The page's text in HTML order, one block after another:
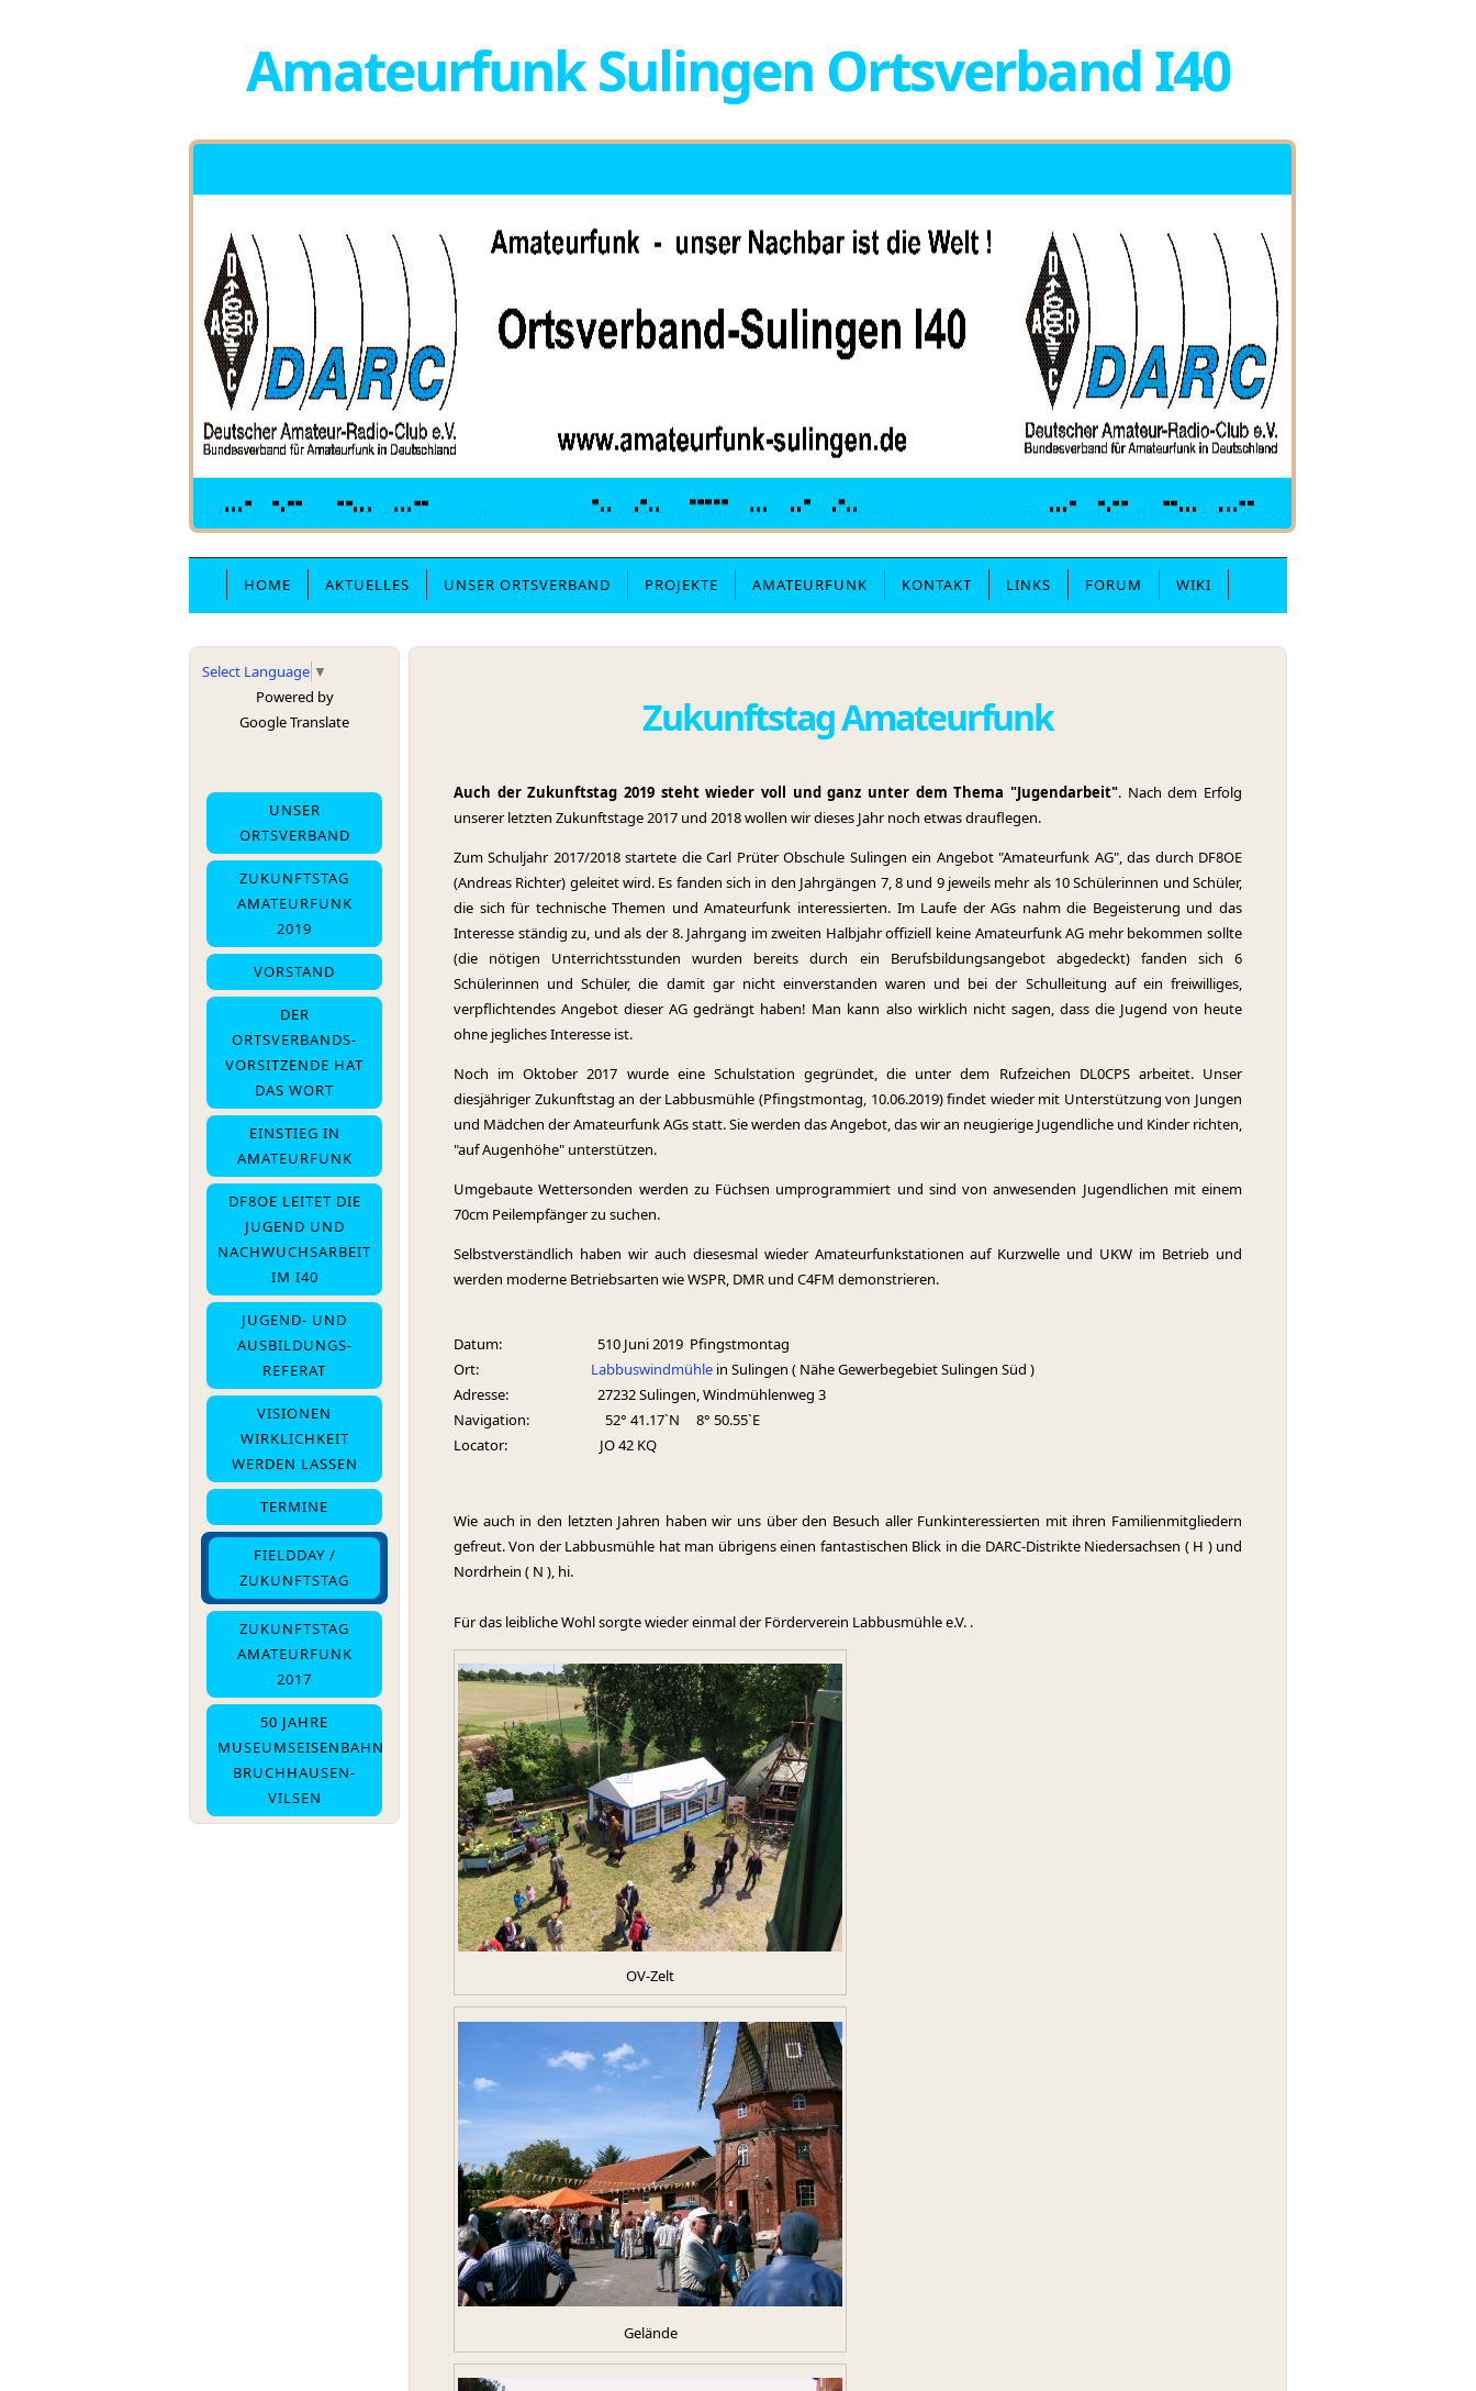
Amateurfunk Sulingen Ortsverband I40
HOME AKTUELLES UNSER ORTSVERBAND PROJEKTE AMATEURFUNK KONTAKT LINKS FORUM WIKI
Zukunftstag Amateurfunk
Auch der Zukunftstag 2019 steht wieder voll und ganz unter dem Thema "Jugendarbeit". Nach dem Erfolg
unserer letzten Zukunftstage 2017 und 2018 wollen wir dieses Jahr noch etwas drauflegen.
Zum Schuljahr 2017/2018 startete die Carl Prüter Obschule Sulingen ein Angebot "Amateurfunk AG", das durch DF8OE
(Andreas Richter) geleitet wird. Es fanden sich in den Jahrgängen 7, 8 und 9 jeweils mehr als 10 Schülerinnen und Schüler,
die sich für technische Themen und Amateurfunk interessierten. Im Laufe der AGs nahm die Begeisterung und das
Interesse ständig zu, und als der 8. Jahrgang im zweiten Halbjahr offiziell keine Amateurfunk AG mehr bekommen sollte
(die nötigen Unterrichtsstunden wurden bereits durch ein Berufsbildungsangebot abgedeckt) fanden sich 6
Schülerinnen und Schüler, die damit gar nicht einverstanden waren und bei der Schulleitung auf ein freiwilliges,
verpflichtendes Angebot dieser AG gedrängt haben! Man kann also wirklich nicht sagen, dass die Jugend von heute
ohne jegliches Interesse ist.
Noch im Oktober 2017 wurde eine Schulstation gegründet, die unter dem Rufzeichen DL0CPS arbeitet. Unser
diesjähriger Zukunftstag an der Labbusmühle (Pfingstmontag, 10.06.2019) findet wieder mit Unterstützung von Jungen
und Mädchen der Amateurfunk AGs statt. Sie werden das Angebot, das wir an neugierige Jugendliche und Kinder richten,
"auf Augenhöhe" unterstützen.
Umgebaute Wettersonden werden zu Füchsen umprogrammiert und sind von anwesenden Jugendlichen mit einem
70cm Peilempfänger zu suchen.
Selbstverständlich haben wir auch diesesmal wieder Amateurfunkstationen auf Kurzwelle und UKW im Betrieb und
werden moderne Betriebsarten wie WSPR, DMR und C4FM demonstrieren.
Datum: 510 Juni 2019 Pfingstmontag
Ort: Labbuswindmühle in Sulingen ( Nähe Gewerbegebiet Sulingen Süd )
Adresse: 27232 Sulingen, Windmühlenweg 3
Navigation: 52° 41.17`N 8° 50.55`E
Locator: JO 42 KQ
Wie auch in den letzten Jahren haben wir uns über den Besuch aller Funkinteressierten mit ihren Familienmitgliedern
gefreut. Von der Labbusmühle hat man übrigens einen fantastischen Blick in die DARC-Distrikte Niedersachsen ( H ) und
Nordrhein ( N ), hi.
Für das leibliche Wohl sorgte wieder einmal der Förderverein Labbusmühle e.V. .
OV-Zelt
Gelände
Select Language ▼
Powered by
Google Translate
UNSER
ORTSVERBAND
ZUKUNFTSTAG
AMATEURFUNK
2019
VORSTAND
DER
ORTSVERBANDS-
VORSITZENDE HAT
DAS WORT
EINSTIEG IN
AMATEURFUNK
DF8OE LEITET DIE
JUGEND UND
NACHWUCHSARBEIT
IM I40
JUGEND- UND
AUSBILDUNGS-
REFERAT
VISIONEN
WIRKLICHKEIT
WERDEN LASSEN
TERMINE
FIELDDAY /
ZUKUNFTSTAG
ZUKUNFTSTAG
AMATEURFUNK
2017
50 JAHRE
MUSEUMSEISENBAHN
BRUCHHAUSEN-
VILSEN